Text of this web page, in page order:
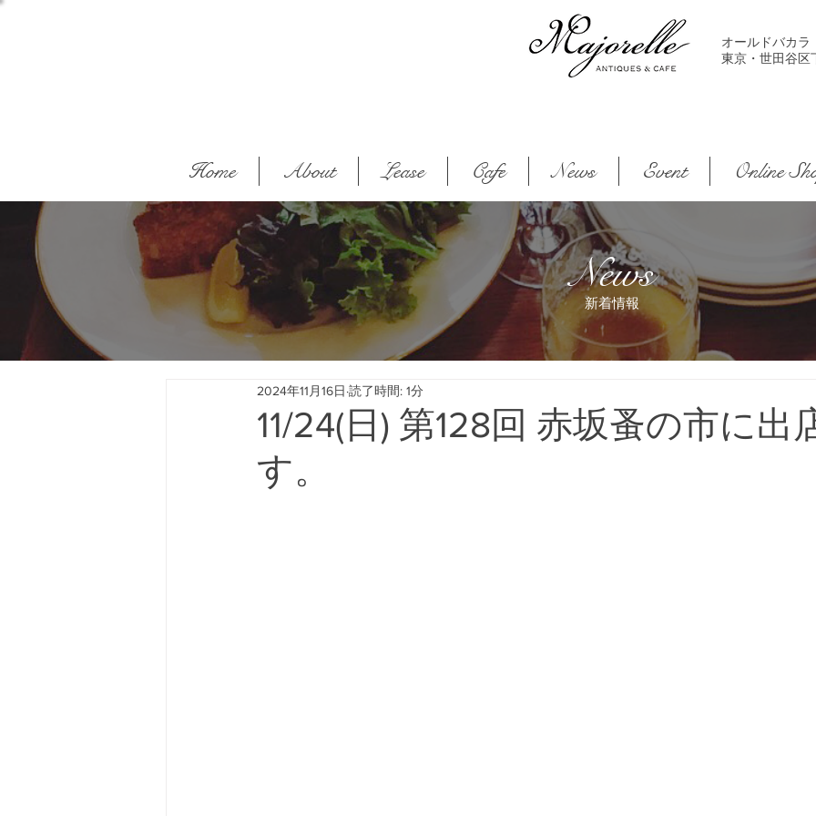
オールドバカラ
東京・世田谷
Home About Lease Cafe News Event Online
News
新着情報
11/24(日) 第128回 赤坂蚤の市に出
す。
2024年11月16日 読了時間: 1分